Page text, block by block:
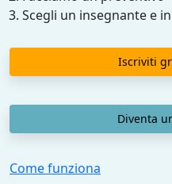
Scegli un insegnante e
Iscriviti
Diventa
Come funziona